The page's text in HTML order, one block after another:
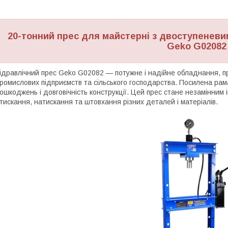
20-тонний прес для майстерні з
Geko G02082
прес Geko G02082 — потужне і надійне обладнання,
підприємств та сільського господарства. Посилена
і довговічність конструкції. Цей прес стане
натискання та штовхання різних деталей і матеріалів.